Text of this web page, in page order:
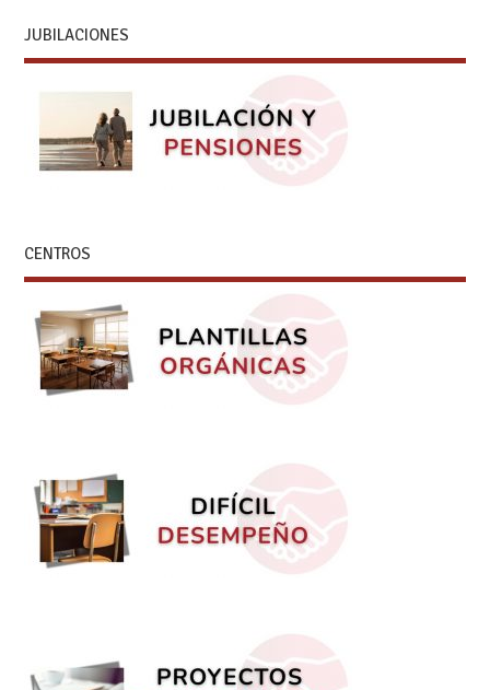
JUBILACIONES
CENTROS